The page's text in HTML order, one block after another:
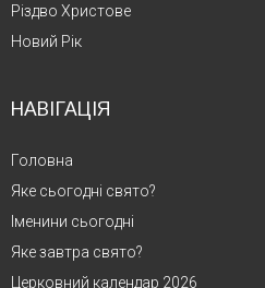
Різдво Христове
Новий Рік
НАВІГАЦІЯ
Головна
Яке сьогодні свято?
Іменини сьогодні
Яке завтра свято?
Церковний календар 2026